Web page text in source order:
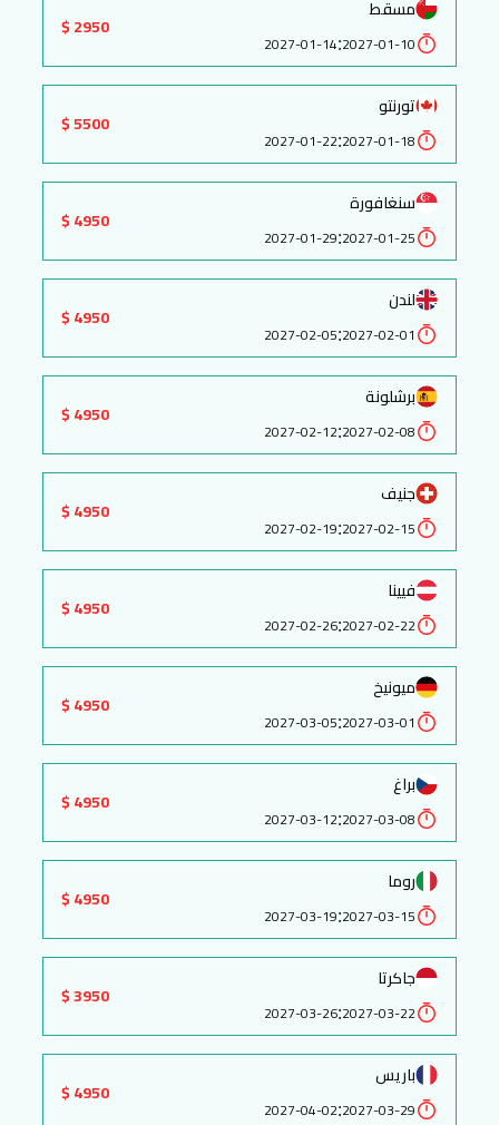
مسقط
2027-01-10
:
2027-01-14
2950 $
تورنتو
2027-01-18
:
2027-01-22
5500 $
سنغافورة
2027-01-25
:
2027-01-29
4950 $
لندن
2027-02-01
:
2027-02-05
4950 $
برشلونة
2027-02-08
:
2027-02-12
4950 $
جنيف
2027-02-15
:
2027-02-19
4950 $
فيينا
2027-02-22
:
2027-02-26
4950 $
ميونيخ
2027-03-01
:
2027-03-05
4950 $
براغ
2027-03-08
:
2027-03-12
4950 $
روما
2027-03-15
:
2027-03-19
4950 $
جاكرتا
2027-03-22
:
2027-03-26
3950 $
باريس
2027-03-29
:
2027-04-02
4950 $